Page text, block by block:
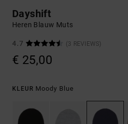
Dayshift
Heren Blauw Muts
4.7 (3 REVIEWS)
€ 25,00
KLEUR Moody Blue